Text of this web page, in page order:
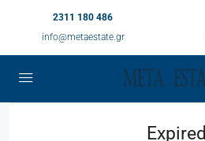
2311 180 486
info@metaestate.gr
Expired